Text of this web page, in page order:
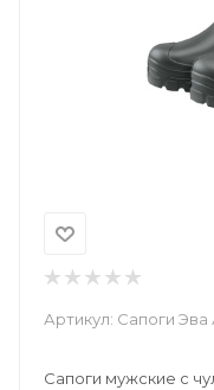
Артикул: Сапоги Эва
Сапоги мужские с